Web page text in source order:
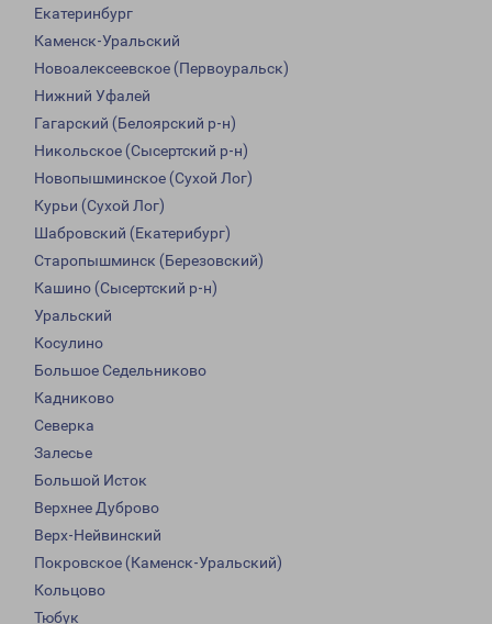
Екатеринбург
Каменск-Уральский
Новоалексеевское (Первоуральск)
Нижний Уфалей
Гагарский (Белоярский р-н)
Никольское (Сысертский р-н)
Новопышминское (Сухой Лог)
Курьи (Сухой Лог)
Шабровский (Екатерибург)
Старопышминск (Березовский)
Кашино (Сысертский р-н)
Уральский
Косулино
Большое Седельниково
Кадниково
Северка
Залесье
Большой Исток
Верхнее Дуброво
Верх-Нейвинский
Покровское (Каменск-Уральский)
Кольцово
Тюбук